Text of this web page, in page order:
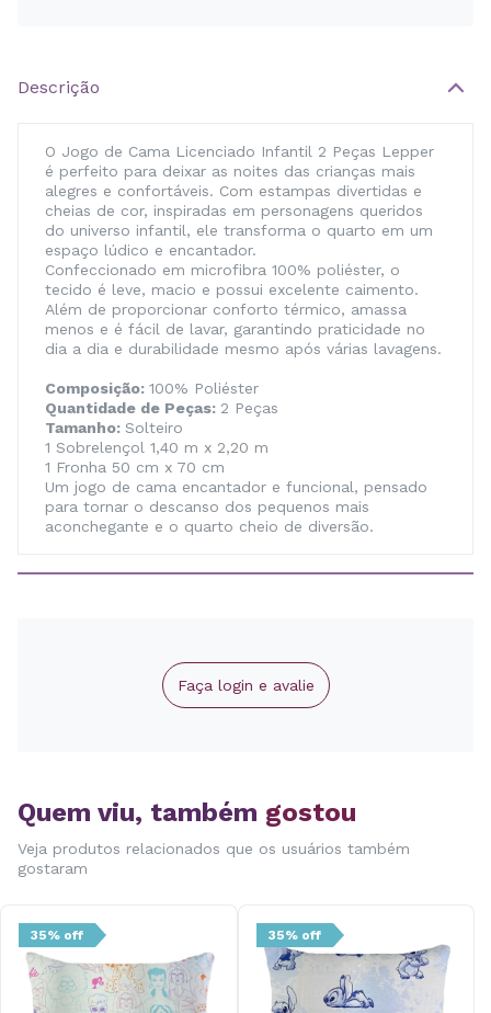
Descrição
O Jogo de Cama Licenciado Infantil 2 Peças Lepper
é perfeito para deixar as noites das crianças mais
alegres e confortáveis. Com estampas divertidas e
cheias de cor, inspiradas em personagens queridos
do universo infantil, ele transforma o quarto em um
espaço lúdico e encantador.
Confeccionado em microfibra 100% poliéster, o
tecido é leve, macio e possui excelente caimento.
Além de proporcionar conforto térmico, amassa
menos e é fácil de lavar, garantindo praticidade no
dia a dia e durabilidade mesmo após várias lavagens.
Composição: 100% Poliéster
Quantidade de Peças: 2 Peças
Tamanho: Solteiro
1 Sobrelençol 1,40 m x 2,20 m
1 Fronha 50 cm x 70 cm
Um jogo de cama encantador e funcional, pensado
para tornar o descanso dos pequenos mais
aconchegante e o quarto cheio de diversão.
Faça login e avalie
Quem viu, também gostou
Veja produtos relacionados que os usuários também
gostaram
35% off 35% off